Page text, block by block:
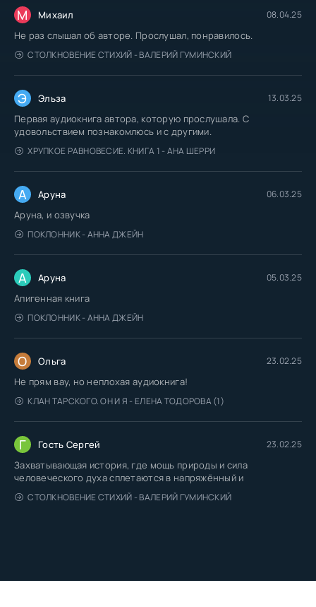
М Михаил 08.04.25
Не раз слышал об авторе. Прослушал, понравилось.
СТОЛКНОВЕНИЕ СТИХИЙ - ВАЛЕРИЙ ГУМИНСКИЙ
Э Эльза 13.03.25
Первая аудиокнига автора, которую прослушала. С
удовольствием познакомлюсь и с другими.
ХРУПКОЕ РАВНОВЕСИЕ. КНИГА 1 - АНА ШЕРРИ
А Аруна 06.03.25
Аруна, и озвучка
ПОКЛОННИК - АННА ДЖЕЙН
А Аруна 05.03.25
Апигенная книга
ПОКЛОННИК - АННА ДЖЕЙН
О Ольга 23.02.25
Не прям вау, но неплохая аудиокнига!
КЛАН ТАРСКОГО. ОН И Я - ЕЛЕНА ТОДОРОВА (1)
Г Гость Сергей 23.02.25
Захватывающая история, где мощь природы и сила
человеческого духа сплетаются в напряжённый и
СТОЛКНОВЕНИЕ СТИХИЙ - ВАЛЕРИЙ ГУМИНСКИЙ